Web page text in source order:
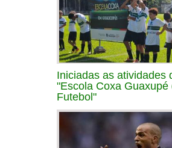
Iniciadas as atividades
"Escola Coxa Guaxupé
Futebol"